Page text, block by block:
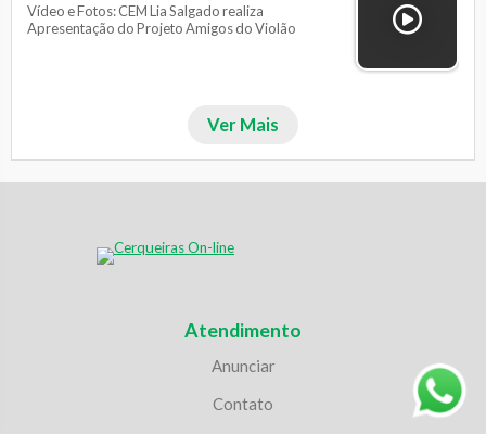
Vídeo e Fotos: CEM Lia Salgado realiza
Apresentação do Projeto Amigos do Violão
Ver Mais
Atendimento
Anunciar
Contato